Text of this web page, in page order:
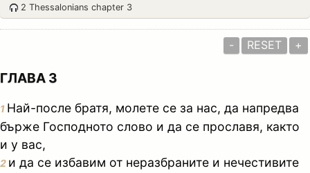
2 Thessalonians chapter 3
- RESET +
ГЛАВА 3
1 Най-после братя, молете се за нас, да напредва
бърже Господното слово и да се прославя, както
и у вас,
2 и да се избавим от неразбраните и нечестивите